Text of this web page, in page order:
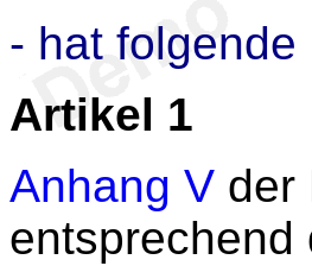
- hat
Artikel 1
Anhang V der
entsprechend